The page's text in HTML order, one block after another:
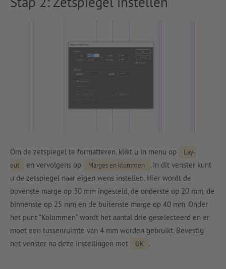
Om de zetspiegel te formatteren, klikt u in menu op
Lay-
out
en vervolgens op Marges en klommen
. In dit venster kunt
u de zetspiegel naar eigen wens instellen. Hier wordt de
bovenste marge op 30 mm ingesteld, de onderste op 20 mm, de
binnenste op 25 mm en de buitenste marge op 40 mm. Onder
het punt “Kolommen” wordt het aantal drie geselecteerd en er
moet een tussenruimte van 4 mm worden gebruikt. Bevestig
het venster na deze instellingen met
OK .